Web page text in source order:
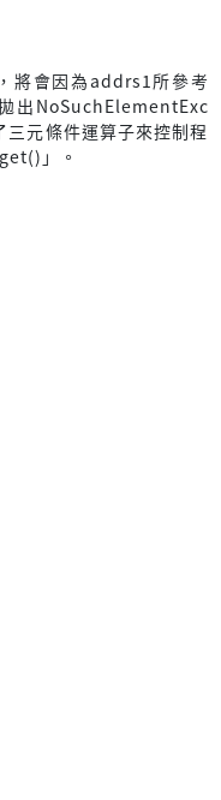
將會因為addrs1所參考
出NoSuchElementExc
元條件運算子來控制程
」。